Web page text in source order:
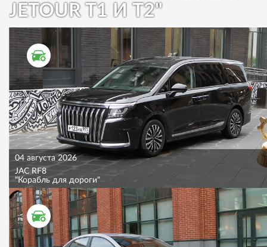
JETOUR T1 И T2"
ТЕСТ ДРАЙВ
04 августа 2026
JAC RF8
"Корабль для дороги"
ТЕСТ ДРАЙВ